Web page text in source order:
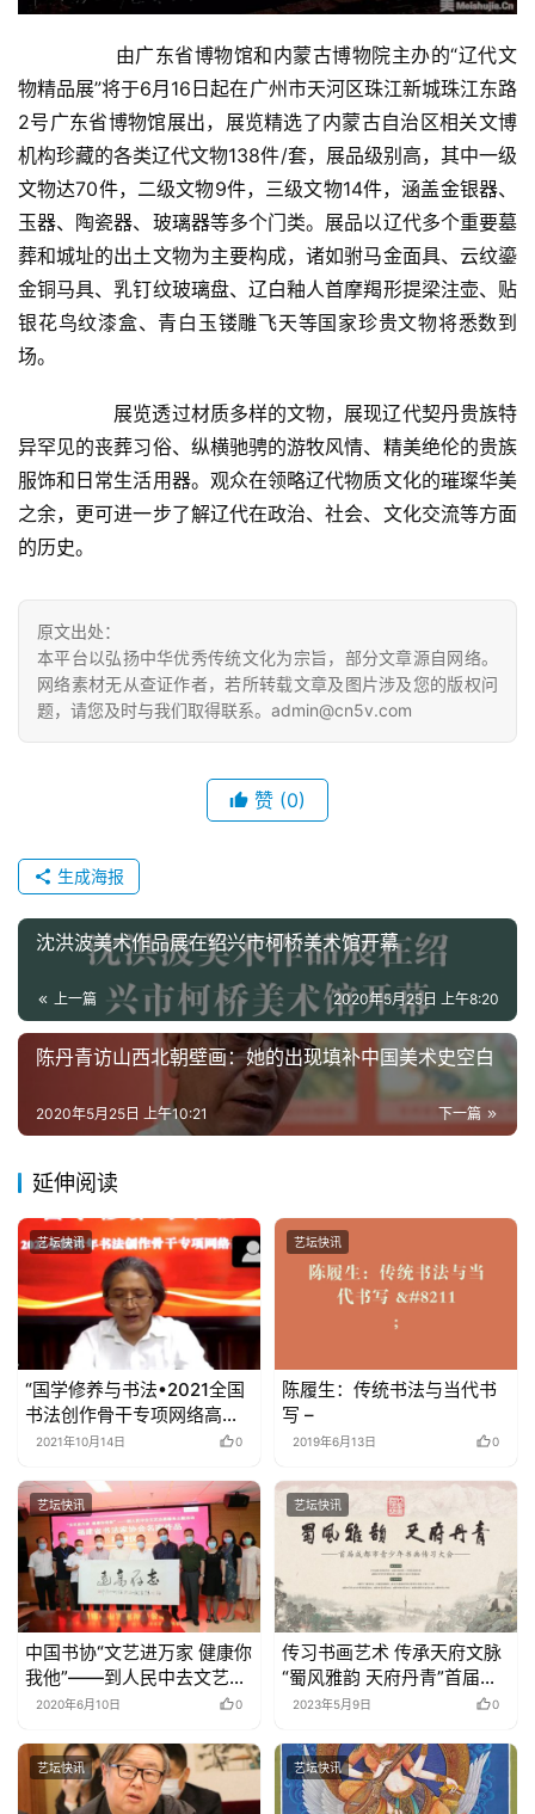
页
艺
坛
快
讯
书
法
征
稿
研
究
法
欣
赏
砚
边
术
库
容
易
寫
用
錯
的
繁
體
字
一
百
例
物精品展”将于6月16日起在广州市天河区珠江新城珠江东路
2号广东省博物馆展出，展览精选了内蒙古自治区相关文博
机构珍藏的各类辽代文物138件/套，展品级别高，其中一级
文物达70件，二级文物9件，三级文物14件，涵盖金银器、
玉器、陶瓷器、玻璃器等多个门类。展品以辽代多个重要墓
葬和城址的出土文物为主要构成，诸如驸马金面具、云纹鎏
金铜马具、乳钉纹玻璃盘、辽白釉人首摩羯形提梁注壶、贴
银花鸟纹漆盒、青白玉镂雕飞天等国家珍贵文物将悉数到
场。
异罕见的丧葬习俗、纵横驰骋的游牧风情、精美绝伦的贵族
服饰和日常生活用器。观众在领略辽代物质文化的璀璨华美
之余，更可进一步了解辽代在政治、社会、文化交流等方面
的历史。
原文出处：
本平台以弘扬中华优秀传统文化为宗旨，部分文章源自网络。
网络素材无从查证作者，若所转载文章及图片涉及您的版权问
题，请您及时与我们取得联系。admin@cn5v.com
赞 (0)
生成海报
沈洪波美术作品展在绍兴市柯桥美术馆开幕
上一篇 2020年5月25日 上午8:20
陈丹青访山西北朝壁画：她的出现填补中国美术史空白
下一篇
2020年5月25日 上午10:21
延伸阅读
艺坛快讯
“国学修养与书法•2021全国
书法创作骨干专项网络高研
班”在线上举办
2021年10月14日 0
艺坛快讯
陈履生：传统书法与当代书
写 –
2019年6月13日 0
艺坛快讯
中国书协“文艺进万家 健康你
我他”——到人民中去文艺志
愿服务活动
2020年6月10日 0
艺坛快讯
传习书画艺术 传承天府文脉
“蜀风雅韵 天府丹青”首届成
都市青少年书画传习大会正
2023年5月9日 0
艺坛快讯 艺坛快讯